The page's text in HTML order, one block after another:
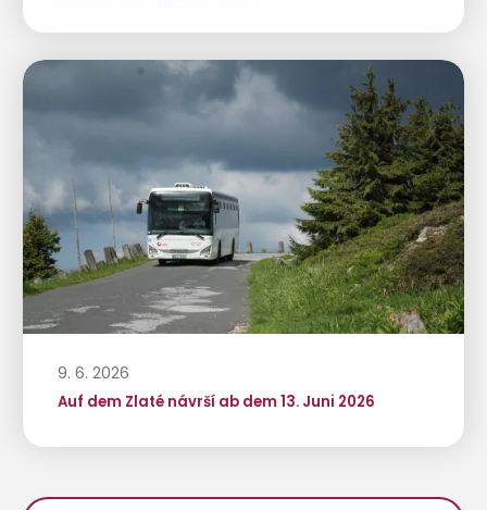
9. 6. 2026
Auf dem Zlaté návrší ab dem 13. Juni 2026